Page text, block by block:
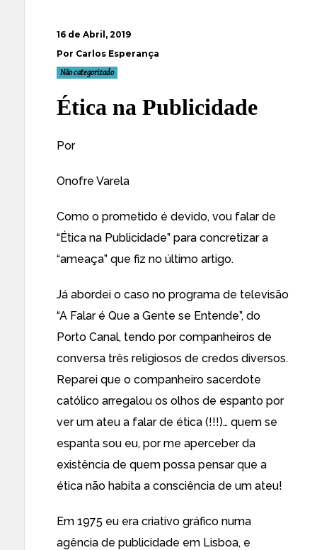
16 de Abril, 2019
Por Carlos Esperança
Não categorizado
Ética na Publicidade
Por
Onofre Varela
Como o prometido é devido, vou falar de
“Ética na Publicidade” para concretizar a
“ameaça” que fiz no último artigo.
Já abordei o caso no programa de televisão
“A Falar é Que a Gente se Entende”, do
Porto Canal, tendo por companheiros de
conversa três religiosos de credos diversos.
Reparei que o companheiro sacerdote
católico arregalou os olhos de espanto por
ver um ateu a falar de ética (!!!)… quem se
espanta sou eu, por me aperceber da
existência de quem possa pensar que a
ética não habita a consciência de um ateu!
Em 1975 eu era criativo gráfico numa
agência de publicidade em Lisboa, e